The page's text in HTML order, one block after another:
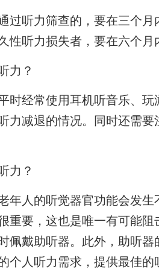
听力筛查的，要在三个月
性听力损失者，要在六个月
力？
经常使用耳机听音乐、玩
力减退的情况。同时还需
力？
人的听觉器官功能会发生
重要，这也是唯一有可能
佩戴助听器。此外，助听
个人听力需求，提供最佳的